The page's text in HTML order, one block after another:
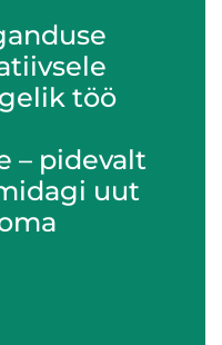
töö
– pidevalt
uut